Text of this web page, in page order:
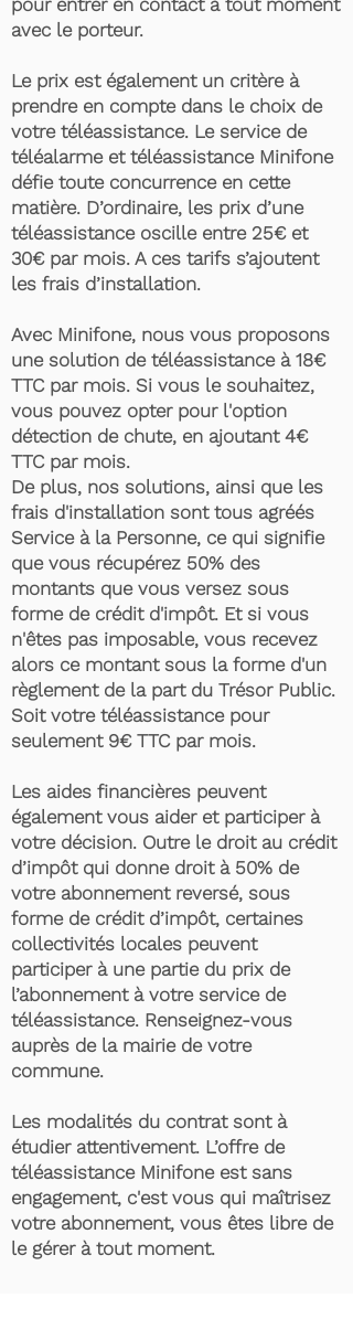
pour entrer en contact à tout moment
avec le porteur.
Le prix est également un critère à
prendre en compte dans le choix de
votre téléassistance. Le service de
téléalarme et téléassistance Minifone
défie toute concurrence en cette
matière. D’ordinaire, les prix d’une
téléassistance oscille entre 25€ et
30€ par mois. A ces tarifs s’ajoutent
les frais d’installation.
Avec Minifone, nous vous proposons
une solution de téléassistance à 18€
TTC par mois. Si vous le souhaitez,
vous pouvez opter pour l'option
détection de chute, en ajoutant 4€
TTC par mois.
De plus, nos solutions, ainsi que les
frais d'installation sont tous agréés
Service à la Personne, ce qui signifie
que vous récupérez 50% des
montants que vous versez sous
forme de crédit d'impôt. Et si vous
n'êtes pas imposable, vous recevez
alors ce montant sous la forme d'un
règlement de la part du Trésor Public.
Soit votre téléassistance pour
seulement 9€ TTC par mois.
Les aides financières peuvent
également vous aider et participer à
votre décision. Outre le droit au crédit
d’impôt qui donne droit à 50% de
votre abonnement reversé, sous
forme de crédit d’impôt, certaines
collectivités locales peuvent
participer à une partie du prix de
l’abonnement à votre service de
téléassistance. Renseignez-vous
auprès de la mairie de votre
commune.
Les modalités du contrat sont à
étudier attentivement. L’offre de
téléassistance Minifone est sans
engagement, c'est vous qui maîtrisez
votre abonnement, vous êtes libre de
le gérer à tout moment.